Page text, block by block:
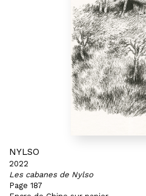
NYLSO
2022
Les cabanes de Nylso
Page 187